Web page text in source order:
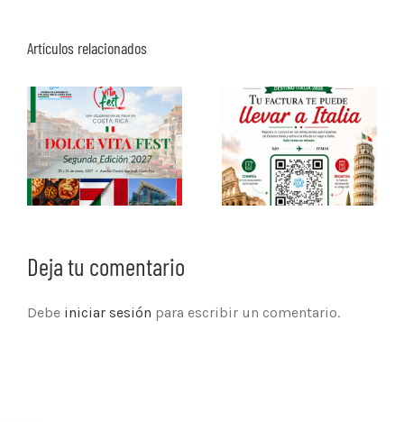
Artículos relacionados
Deja tu comentario
Debe iniciar sesión para escribir un comentario.